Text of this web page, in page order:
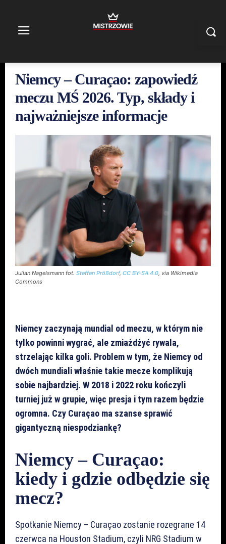
Niemcy – Curaçao: zapowiedź
meczu MŚ 2026. Typ, składy i
najważniejsze informacje
Julian Nagelsmann fot. Steffen Prößdorf, CC BY-SA 4.0 , via Wikimedia
Commons
Niemcy zaczynają mundial od meczu, w którym nie
tylko powinni wygrać, ale zmiażdżyć rywala,
strzelając kilka goli. Problem w tym, że Niemcy od
dwóch mundiali właśnie takie mecze komplikują
sobie najbardziej. W 2018 i 2022 roku kończyli
turniej już w grupie, więc presja i tym razem będzie
ogromna. Czy Curaçao ma szanse sprawić
gigantyczną niespodziankę?
Niemcy – Curaçao:
kiedy i gdzie odbędzie się
mecz?
Spotkanie Niemcy – Curaçao zostanie rozegrane 14
czerwca na Houston Stadium, czyli NRG Stadium w